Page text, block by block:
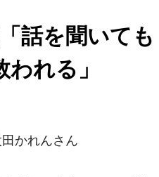
話を聞いても
れる」
かれんさん